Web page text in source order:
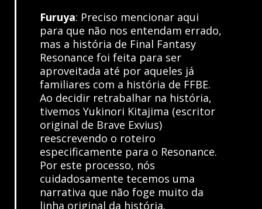
Furuya: Preciso mencionar aqui
para que não nos entendam errado,
mas a história de Final Fantasy
Resonance foi feita para ser
aproveitada até por aqueles já
familiares com a história de FFBE.
Ao decidir retrabalhar na história,
tivemos Yukinori Kitajima (escritor
original de Brave Exvius)
reescrevendo o roteiro
especificamente para o Resonance.
Por este processo, nós
cuidadosamente tecemos uma
narrativa que não foge muito da
linha original da história.